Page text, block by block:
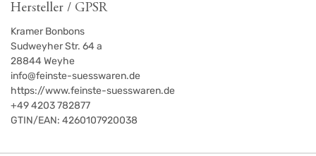
Hersteller / GPSR
Kramer Bonbons
Sudweyher Str. 64 a
28844 Weyhe
info@feinste-suesswaren.de
https://www.feinste-suesswaren.de
+49 4203 782877
GTIN/EAN: 4260107920038